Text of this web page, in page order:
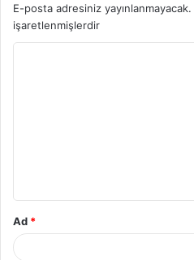
E-posta adresiniz yayınlanmayacak.
işaretlenmişlerdir
Ad *